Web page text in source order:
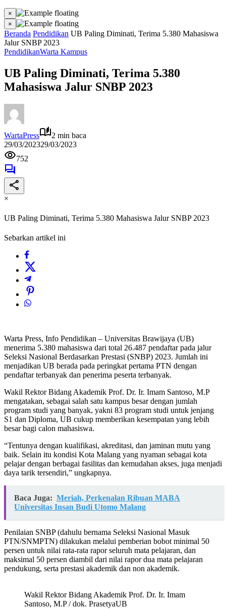
×
×
Beranda Pendidikan UB Paling Diminati, Terima 5.380 Mahasiswa
Jalur SNBP 2023
PendidikanWarta Kampus
UB Paling Diminati, Terima 5.380
Mahasiswa Jalur SNBP 2023
WartaPress
2 min baca
29/03/202329/03/2023
752
×
UB Paling Diminati, Terima 5.380 Mahasiswa Jalur SNBP 2023
Sebarkan artikel ini
Warta Press, Info Pendidikan – Universitas Brawijaya (UB)
menerima 5.380 mahasiswa dari total 26.487 pendaftar pada jalur
Seleksi Nasional Berdasarkan Prestasi (SNBP) 2023. Jumlah ini
menjadikan UB berada pada peringkat pertama PTN dengan
pendaftar terbanyak dan penerima peserta terbanyak.
Wakil Rektor Bidang Akademik Prof. Dr. Ir. Imam Santoso, M.P
mengatakan, sebagai salah satu kampus besar dengan jumlah
program studi yang banyak, yakni 83 program studi untuk jenjang
S1 dan Diploma, UB cukup memberikan kesempatan yang lebih
besar bagi calon mahasiswa.
“Tentunya dengan kualifikasi, akreditasi, dan jaminan mutu yang
baik. Selain itu kondisi Kota Malang yang nyaman sebagai kota
pelajar dengan berbagai fasilitas dan kemudahan akses, juga menjadi
daya tarik tersendiri,” ungkapnya.
Baca Juga: Meriah, Perkenalan Ribuan MABA
Universitas Insan Budi Utomo Malang
Penilaian SNBP (dahulu bernama Seleksi Nasional Masuk
PTN/SNMPTN) dilakukan melalui pemberian bobot minimal 50
persen untuk nilai rata-rata rapor seluruh mata pelajaran, dan
maksimal 50 persen diambil dari nilai rapor dua mata pelajaran
pendukung, serta prestasi akademik dan non akademik.
Wakil Rektor Bidang Akademik Prof. Dr. Ir. Imam
Santoso, M.P / dok. PrasetyaUB